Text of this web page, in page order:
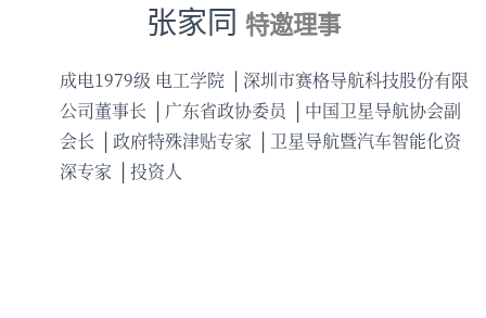
张家同 特邀理事
成电1979级 电工学院
深圳市赛格导航科技股份有限
公司董事长
广东省政协委员
中国卫星导航协会副
会长
政府特殊津贴专家
卫星导航暨汽车智能化资
深专家
投资人